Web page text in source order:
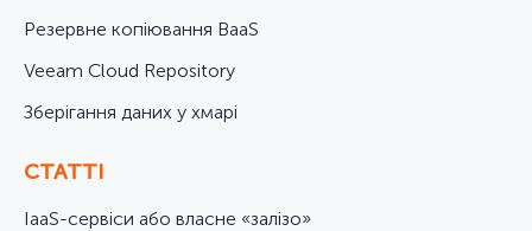
Резервне копіювання BaaS
Veeam Cloud Repository
Зберігання даних у хмарі
СТАТТІ
IaaS-сервіси або власне «залізо»